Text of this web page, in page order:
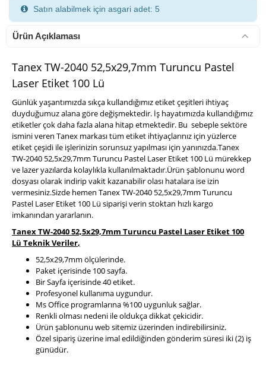
900 TL Üzeri Kargo Ücretsiz
Satın alabilmek için asgari adet: 5
Ürün Açıklaması
Tanex TW-2040 52,5x29,7mm Turuncu Pastel
Laser Etiket 100 Lü
Günlük yaşantımızda sıkça kullandığımız etiket çeşitleri ihtiyaç
duyduğumuz alana göre değişmektedir. İş hayatımızda kullandığımız
etiketler çok daha fazla alana hitap etmektedir. Bu sebeple sektöre
ismini veren Tanex markası tüm etiket ihtiyaçlarınız için yüzlerce
etiket çeşidi ile işlerinizin sorunsuz yapılması için yanınızda.Tanex
TW-2040 52,5x29,7mm Turuncu Pastel Laser Etiket 100 Lü mürekkep
ve lazer yazılarda kolaylıkla kullanılmaktadır.Ürün şablonunu word
dosyası olarak indirip vakit kazanabilir olası hatalara ise izin
vermesiniz.Sizde hemen Tanex TW-2040 52,5x29,7mm Turuncu
Pastel Laser Etiket 100 Lü siparişi verin stoktan hızlı kargo
imkanından yararlanın.
Tanex TW-2040 52,5x29,7mm Turuncu Pastel Laser Etiket 100
Lü Teknik Veriler,
52,5x29,7mm ölçülerinde.
Paket içerisinde 100 sayfa.
Bir Sayfa içerisinde 40 etiket.
Profesyonel kullanıma uygundur.
Ms Office programlarına %100 uygunluk sağlar.
Renkli olması nedeni ile oldukça dikkat çekicidir.
Ürün şablonunu web sitemiz üzerinden indirebilirsiniz.
Özel sipariş üzerine imal edildiğinden gönderim süresi iki (2) iş
günüdür.